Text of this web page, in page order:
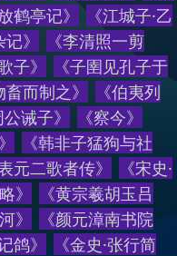
鹤亭记》 《江城子·乙
记》 《李清照一剪
子》 《子圉见孔子于
而制之》 《伯夷列
公诫子》 《察今》
》 《韩非子猛狗与社
元二歌者传》 《宋史·
》 《黄宗羲胡玉吕
》 《颜元漳南书院
鸽》 《金史·张行简